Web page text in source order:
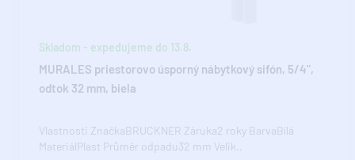
Skladom - expedujeme do 13.8.
MURALES priestorovo úsporný nábytkový sifón, 5/4",
odtok 32 mm, biela
Vlastnosti ZnačkaBRUCKNER Záruka2 roky BarvaBílá
MateriálPlast Průměr odpadu32 mm Velik..